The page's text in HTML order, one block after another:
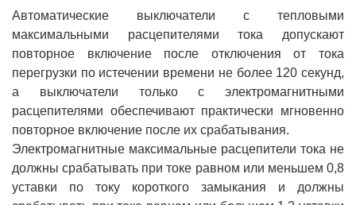
Автоматические выключатели с тепловыми
максимальными расцепителями тока допускают
повторное включение после отключения от тока
перегрузки по истечении времени не более 120 секунд,
а выключатели только с электромагнитными
расцепителями обеспечивают практически мгновенно
повторное включение после их срабатывания.
Электромагнитные максимальные расцепители тока не
должны срабатывать при токе равном или меньшем 0,8
уставки по току короткого замыкания и должны